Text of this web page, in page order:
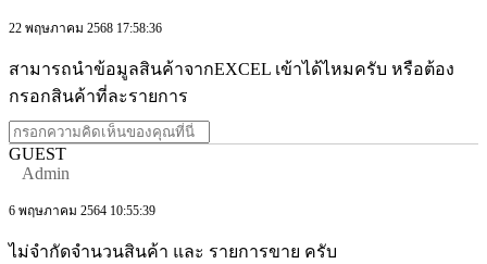
22 พฤษภาคม 2568 17:58:36
สามารถนำข้อมูลสินค้าจากEXCEL เข้าได้ไหมครับ หรือต้อง
กรอกสินค้าที่ละรายการ
GUEST
Admin
6 พฤษภาคม 2564 10:55:39
ไม่จำกัดจำนวนสินค้า และ รายการขาย ครับ